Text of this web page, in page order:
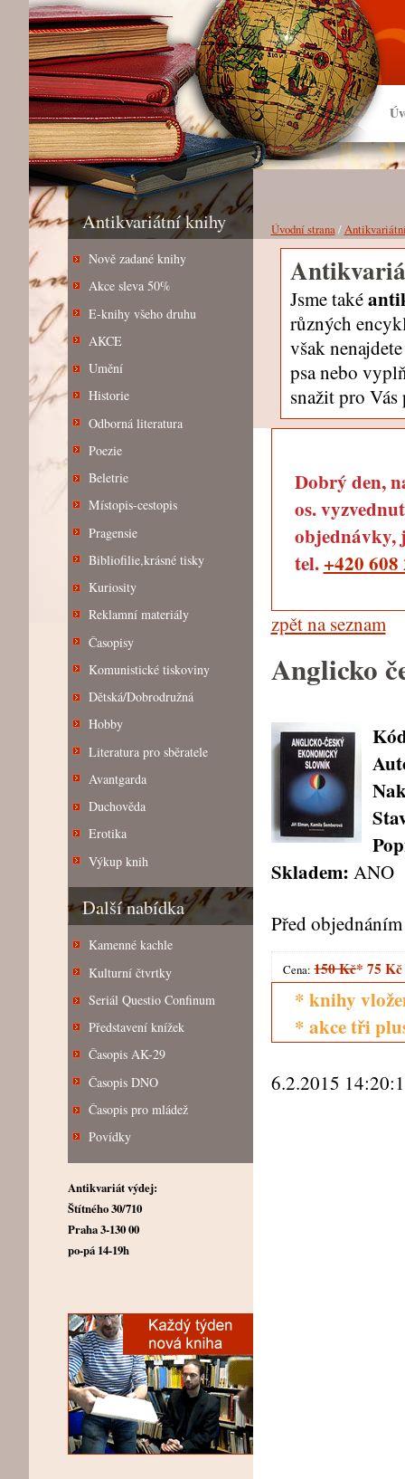
Antikvariátní knihy
Nově zadané knihy
Akce sleva 50%
E-knihy všeho druhu
AKCE
Umění
Historie
Odborná literatura
Poezie
Beletrie
Místopis-cestopis
Pragensie
Bibliofilie,krásné tisky
Kuriosity
Reklamní materiály
Časopisy
Komunistické tiskoviny
Dětská/Dobrodružná
Hobby
Literatura pro sběratele
Avantgarda
Duchověda
Erotika
Výkup knih
Další nabídka
Kamenné kachle
Kulturní čtvrtky
Seriál Questio Confinum
Představení knížek
Časopis AK-29
Časopis DNO
Časopis pro mládež
Povídky
Antikvariát výdej:
Štítného 30/710
Praha 3-130 00
po-pá 14-19h
Úvodní strana/
Jsme také
různých
však
psa nebo
snažit pro
Dobrý den,
os.
objednávky,
tel. +420 608
zpět na seznam
Anglicko
Skladem: ANO
Před
Cena:150 Kč* 75 Kč
* knihy
* akce tři
6.2.2015